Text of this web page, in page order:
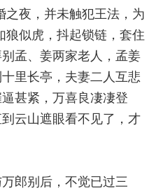
之夜，并未触犯王法，为
狼似虎，抖起锁链，套住
孟、姜两家老人，孟姜
里长亭，夫妻二人互悲
甚紧，万喜良凄凄登
云山遮眼看不见了，才
郎别后，不觉已过三